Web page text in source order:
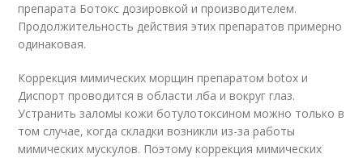
препарата Ботокс дозировкой и производителем.
Продолжительность действия этих препаратов примерно
одинаковая.
Коррекция мимических морщин препаратом botox и
Диспорт проводится в области лба и вокруг глаз.
Устранить заломы кожи ботулотоксином можно только в
том случае, когда складки возникли из-за работы
мимических мускулов. Поэтому коррекция мимических